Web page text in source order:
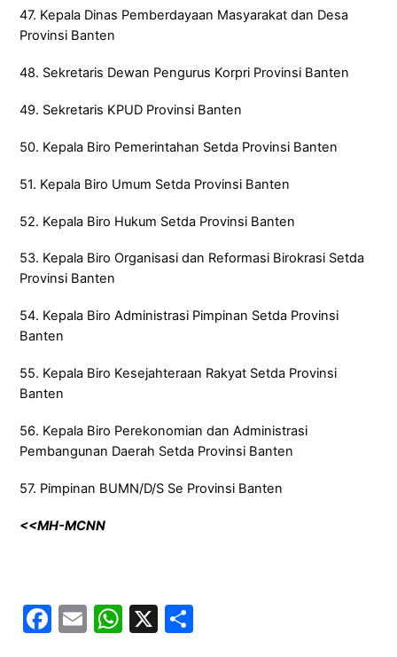
47. Kepala Dinas Pemberdayaan Masyarakat dan Desa
Provinsi Banten
48. Sekretaris Dewan Pengurus Korpri Provinsi Banten
49. Sekretaris KPUD Provinsi Banten
50. Kepala Biro Pemerintahan Setda Provinsi Banten
51. Kepala Biro Umum Setda Provinsi Banten
52. Kepala Biro Hukum Setda Provinsi Banten
53. Kepala Biro Organisasi dan Reformasi Birokrasi Setda
Provinsi Banten
54. Kepala Biro Administrasi Pimpinan Setda Provinsi
Banten
55. Kepala Biro Kesejahteraan Rakyat Setda Provinsi
Banten
56. Kepala Biro Perekonomian dan Administrasi
Pembangunan Daerah Setda Provinsi Banten
57. Pimpinan BUMN/D/S Se Provinsi Banten
<<MH-MCNN
F
E
W X